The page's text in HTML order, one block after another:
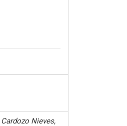
Cardozo Nieves,